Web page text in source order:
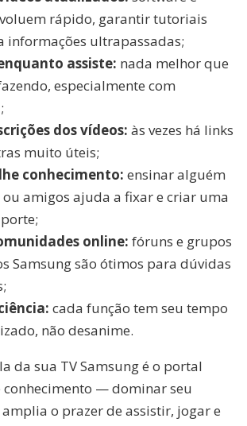
rápido, garantir tutoriais
informações ultrapassadas;
assiste: nada melhor que
especialmente com
dos vídeos: às vezes há links
muito úteis;
conhecimento: ensinar alguém
amigos ajuda a fixar e criar uma
online: fóruns e grupos
Samsung são ótimos para dúvidas
cada função tem seu tempo
não desanime.
da sua TV Samsung é o portal
conhecimento — dominar seu
o prazer de assistir, jogar e